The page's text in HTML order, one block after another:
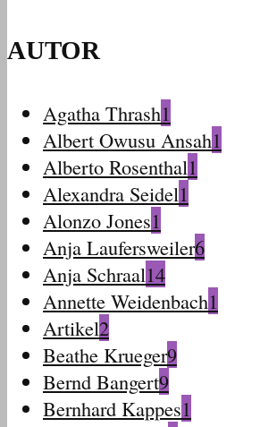
AUTOR
Agatha Thrash1
Albert Owusu Ansah1
Alberto Rosenthal1
Alexandra Seidel1
Alonzo Jones1
Anja Laufersweiler6
Anja Schraal14
Annette Weidenbach1
Artikel2
Beathe Krueger9
Bernd Bangert9
Bernhard Kappes1